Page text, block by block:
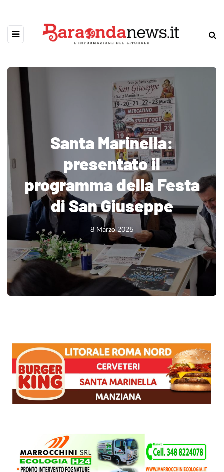
Santa Marinella:
presentato il
programma della Festa
di San Giuseppe
8 Marzo 2025